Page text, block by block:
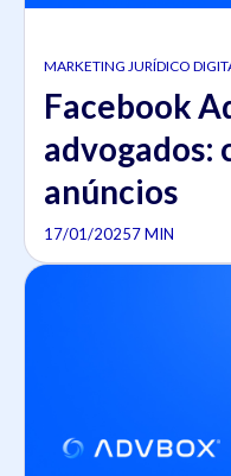
MARKETING JURÍDICO
Facebook
advogados:
anúncios
17/01/20257 MIN